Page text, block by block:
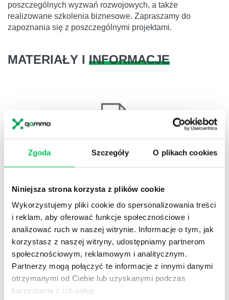
Zgoda Szczegóły O plikach cookies
Niniejsza strona korzysta z plików cookie
Wykorzystujemy pliki cookie do spersonalizowania treści
i reklam, aby oferować funkcje społecznościowe i
analizować ruch w naszej witrynie. Informacje o tym, jak
korzystasz z naszej witryny, udostępniamy partnerom
społecznościowym, reklamowym i analitycznym.
Partnerzy mogą połączyć te informacje z innymi danymi
otrzymanymi od Ciebie lub uzyskanymi podczas
korzystania z ich usług.
poszczególnych wyzwań rozwojowych, a także
realizowane szkolenia biznesowe. Zapraszamy do
zapoznania się z poszczególnymi projektami.
MATERIAŁY I INFORMACJE
Szkolenia miękkie
Najnowsza lista szkoleń miękkich.
Szkolenia twarde